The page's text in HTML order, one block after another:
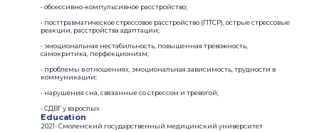
• обсессивно-компульсивное расстройство;
• посттравматическое стрессовое расстройство (ПТСР), острые стрессовые
реакции, расстройства адаптации;
• эмоциональная нестабильность, повышенная тревожность,
самокритика, перфекционизм;
• проблемы в отношениях, эмоциональная зависимость, трудности в
коммуникации;
• нарушения сна, связанные со стрессом и тревогой;
• СДВГ у взрослых
Education
2021- Смоленский государственный медицинский университет